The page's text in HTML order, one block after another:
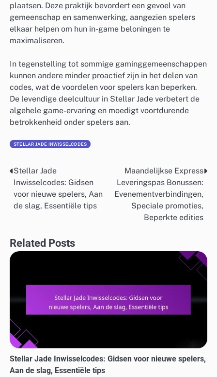
plaatsen. Deze praktijk bevordert een gevoel van
gemeenschap en samenwerking, aangezien spelers
elkaar helpen om hun in-game beloningen te
maximaliseren.
In tegenstelling tot sommige gaminggemeenschappen
kunnen andere minder proactief zijn in het delen van
codes, wat de voordelen voor spelers kan beperken.
De levendige deelcultuur in Stellar Jade verbetert de
algehele game-ervaring en moedigt voortdurende
betrokkenheid onder spelers aan.
STELLAR JADE INWISSELCODES
Post
navigation
Stellar Jade
Inwisselcodes: Gidsen
voor nieuwe spelers, Aan
de slag, Essentiële tips
Maandelijkse Express
Leveringspas Bonussen:
Evenementverbindingen,
Speciale promoties,
Beperkte edities
Related Posts
Stellar Jade Inwisselcodes: Gidsen voor nieuwe spelers,
Aan de slag, Essentiële tips